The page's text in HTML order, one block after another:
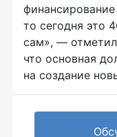
то сегодня это
сам», —
что основная
на создание